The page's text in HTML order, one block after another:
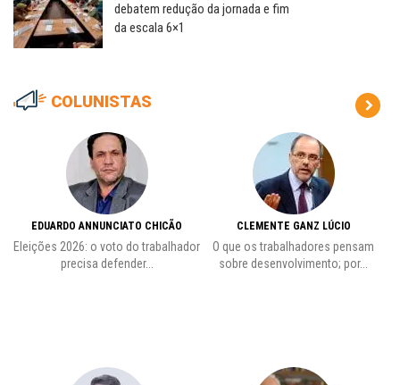
debatem redução da jornada e fim
da escala 6×1
COLUNISTAS
EDUARDO ANNUNCIATO CHICÃO
Eleições 2026: o voto do trabalhador
precisa defender...
CLEMENTE GANZ LÚCIO
O que os trabalhadores pensam
sobre desenvolvimento; por...